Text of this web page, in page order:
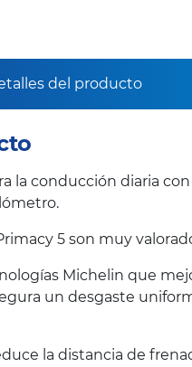
del producto
la conducción diaria
5 son muy
Michelin que
un desgaste
la distancia de